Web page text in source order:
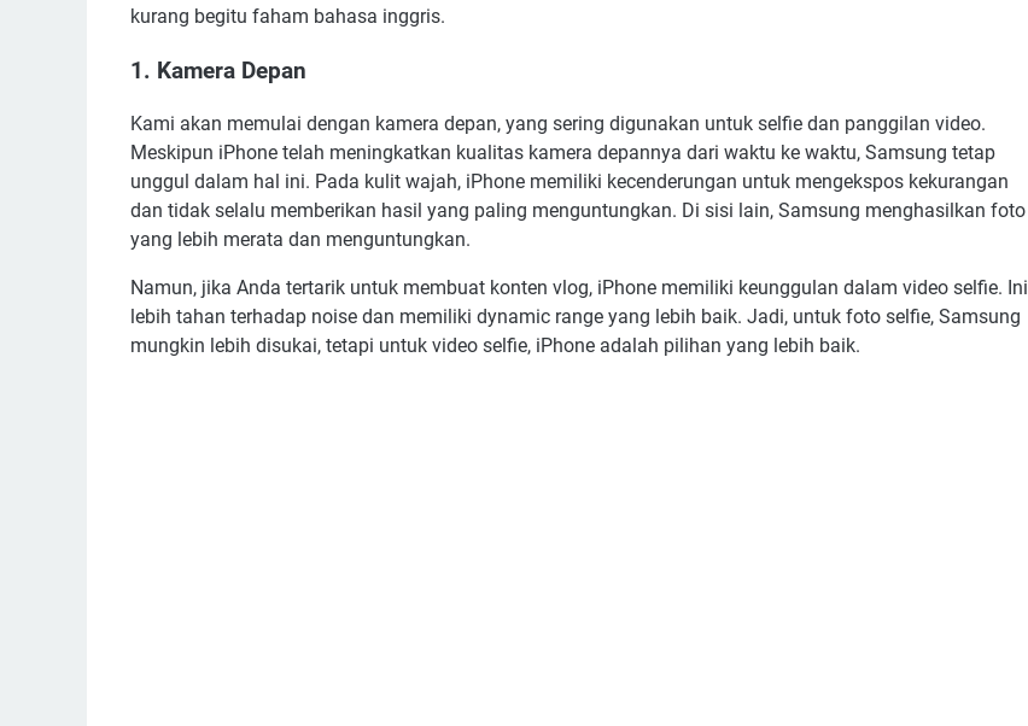
kurang begitu faham bahasa inggris.
1. Kamera Depan
Kami akan memulai dengan kamera depan, yang sering digunakan untuk selfie dan panggilan video.
Meskipun iPhone telah meningkatkan kualitas kamera depannya dari waktu ke waktu, Samsung tetap
unggul dalam hal ini. Pada kulit wajah, iPhone memiliki kecenderungan untuk mengekspos kekurangan
dan tidak selalu memberikan hasil yang paling menguntungkan. Di sisi lain, Samsung menghasilkan foto
yang lebih merata dan menguntungkan.
Namun, jika Anda tertarik untuk membuat konten vlog, iPhone memiliki keunggulan dalam video selfie. Ini
lebih tahan terhadap noise dan memiliki dynamic range yang lebih baik. Jadi, untuk foto selfie, Samsung
mungkin lebih disukai, tetapi untuk video selfie, iPhone adalah pilihan yang lebih baik.